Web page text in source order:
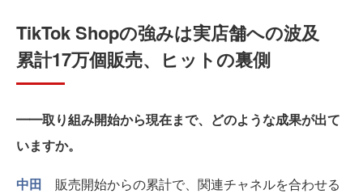
TikTok Shopの強みは実店舗への波及
累計17万個販売、ヒットの裏側
━━取り組み開始から現在まで、どのような成果が出て
いますか。
中田 販売開始からの累計で、関連チャネルを合わせる